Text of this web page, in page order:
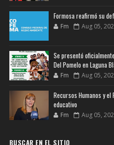
Formosa reafirmó su
Fm Aug 05,
Se presentó
Del Pomelo en Laguna
Fm Aug 05,
Recursos Humanos y
educativo
Fm Aug 05,
BUSCAR EN EL SITIO